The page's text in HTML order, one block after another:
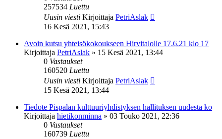
257534 Luettu
Uusin viesti Kirjoittaja PetriAslak
16 Kesä 2021, 15:43
Avoin kutsu yhteisökokoukseen Hirvitalolle 17.6.21 klo 17
Kirjoittaja PetriAslak » 15 Kesä 2021, 13:44
0 Vastaukset
160520 Luettu
Uusin viesti Kirjoittaja PetriAslak
15 Kesä 2021, 13:44
Tiedote Pispalan kulttuuriyhdistyksen hallituksen uudesta ko
Kirjoittaja hietikonminna » 03 Touko 2021, 22:36
0 Vastaukset
160739 Luettu